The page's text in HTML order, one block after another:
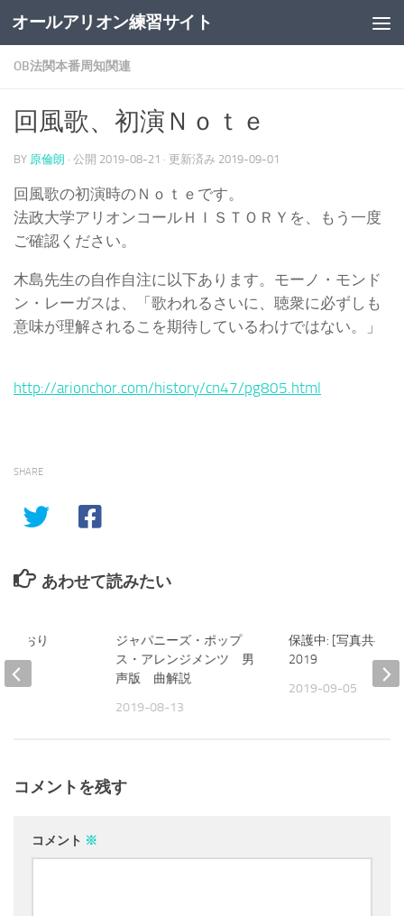
コンテンツの下
オールアリオン練習サイト
OB法関本番周知関連
回風歌、初演Ｎｏｔｅ
BY 原倫朗 · 公開 2019-08-21 · 更新済み 2019-09-01
回風歌の初演時のＮｏｔｅです。
法政大学アリオンコールＨＩＳＴＯＲＹを、もう一度
ご確認ください。
木島先生の自作自注に以下あります。モーノ・モンド
ン・レーガスは、「歌われるさいに、聴衆に必ずしも
意味が理解されるこを期待しているわけではない。」
http://arionchor.com/history/cn47/pg805.html
SHARE
あわせて読みたい
ジャパニーズ・ポップ
ス・アレンジメンツ 男
声版 曲解説
2019-08-13
保護中: [写真共有]
2019
2019-09-05
しおり
コメントを残す
コメント ※